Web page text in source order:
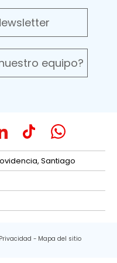
equipo?
Santiago
Mapa del sitio